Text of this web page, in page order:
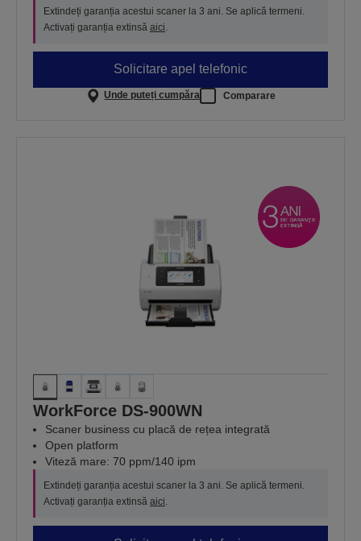
Extindeți garanția acestui scaner la 3 ani. Se aplică termeni.
Activați garanția extinsă aici.
Solicitare apel telefonic
Unde puteți cumpăra Comparare
WorkForce DS-900WN
Scaner business cu placă de rețea integrată
Open platform
Viteză mare: 70 ppm/140 ipm
Extindeți garanția acestui scaner la 3 ani. Se aplică termeni.
Activați garanția extinsă aici.